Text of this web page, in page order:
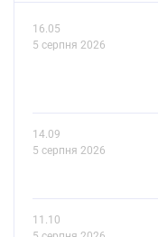
16.05
5 серпня 2026
14.09
5 серпня 2026
11.10